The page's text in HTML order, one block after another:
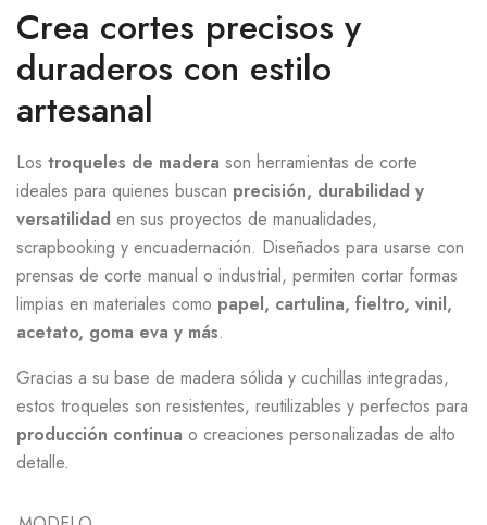
Crea cortes precisos y
duraderos con estilo
artesanal
Los troqueles de madera son herramientas de corte
ideales para quienes buscan precisión, durabilidad y
versatilidad en sus proyectos de manualidades,
scrapbooking y encuadernación. Diseñados para usarse con
prensas de corte manual o industrial, permiten cortar formas
limpias en materiales como papel, cartulina, fieltro, vinil,
acetato, goma eva y más.
Gracias a su base de madera sólida y cuchillas integradas,
estos troqueles son resistentes, reutilizables y perfectos para
producción continua o creaciones personalizadas de alto
detalle.